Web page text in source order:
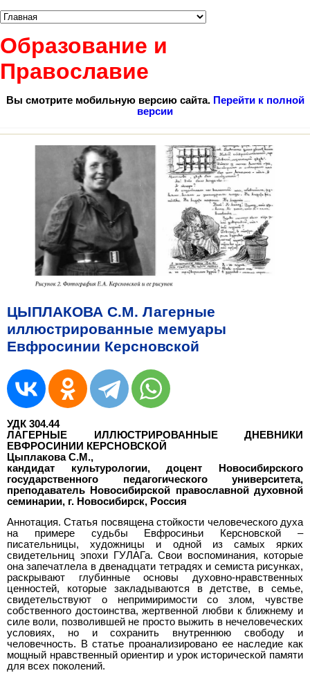
Образование и
Православие
Вы смотрите мобильную версию сайта. Перейти к полной
версии
ЦЫПЛАКОВА С.М. Лагерные
иллюстрированные мемуары
Евфросинии Керсновской
УДК 304.44
ЛАГЕРНЫЕ ИЛЛЮСТРИРОВАННЫЕ ДНЕВНИКИ
ЕВФРОСИНИИ КЕРСНОВСКОЙ
Цыплакова С.М.,
кандидат культурологии, доцент Новосибирского
государственного педагогического университета,
преподаватель Новосибирской православной духовной
семинарии, г. Новосибирск, Россия
Аннотация. Статья посвящена стойкости человеческого духа
на примере судьбы Евфросиньи Керсновской –
писательницы, художницы и одной из самых ярких
свидетельниц эпохи ГУЛАГа. Свои воспоминания, которые
она запечатлела в двенадцати тетрадях и семиста рисунках,
раскрывают глубинные основы духовно-нравственных
ценностей, которые закладываются в детстве, в семье,
свидетельствуют о непримиримости со злом, чувстве
собственного достоинства, жертвенной любви к ближнему и
силе воли, позволившей не просто выжить в нечеловеческих
условиях, но и сохранить внутреннюю свободу и
человечность. В статье проанализировано ее наследие как
мощный нравственный ориентир и урок исторической памяти
для всех поколений.